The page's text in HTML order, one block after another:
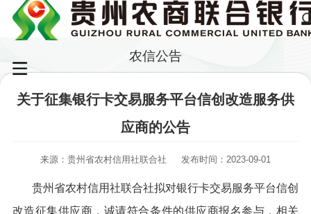
农信公告
关于征集银行卡交易服务平台信创改造服务供
应商的公告
来源：贵州省农村信用社联合社 发布时间：2023-09-01
贵州省农村信用社联合社拟对银行卡交易服务平台信创
改造征集供应商，诚请符合条件的供应商报名参与，相关